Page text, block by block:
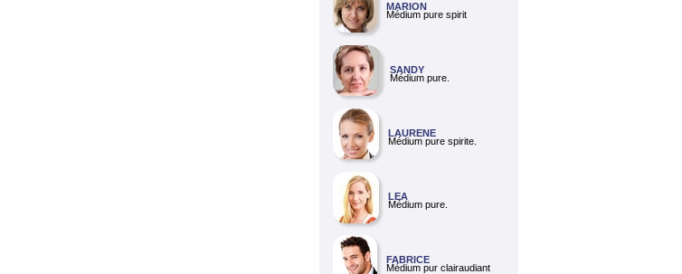
MARION
Médium pure spirit
SANDY
Médium pure.
LAURENE
Médium pure spirite.
LEA
Médium pure.
FABRICE
Médium pur clairaudiant